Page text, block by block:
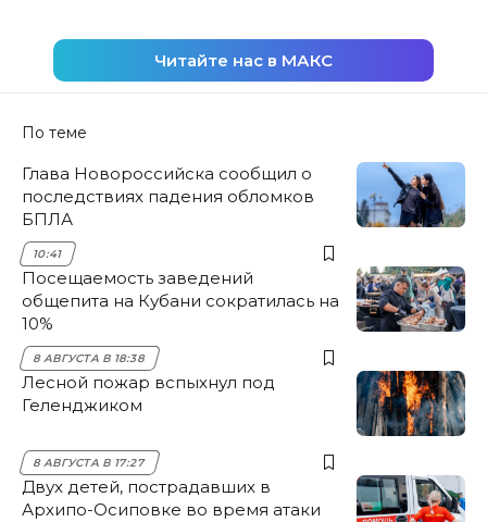
Читайте нас в МАКС
По теме
Глава Новороссийска сообщил о
последствиях падения обломков
БПЛА
10:41
Посещаемость заведений
общепита на Кубани сократилась на
10%
8 АВГУСТА В 18:38
Лесной пожар вспыхнул под
Геленджиком
8 АВГУСТА В 17:27
Двух детей, пострадавших в
Архипо-Осиповке во время атаки